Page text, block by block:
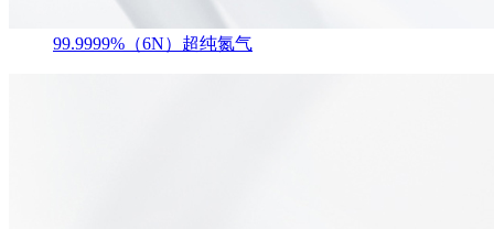
99.9999%（6N）超纯氮气